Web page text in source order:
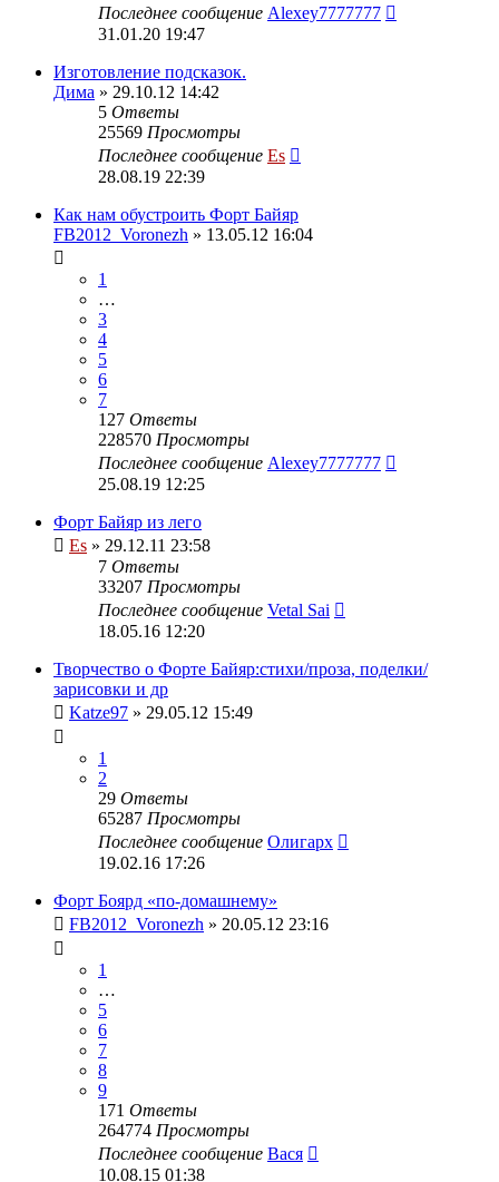
Последнее сообщение Alexey7777777
31.01.20 19:47
Изготовление подсказок.
Дима » 29.10.12 14:42
5 Ответы
25569 Просмотры
Последнее сообщение Es
28.08.19 22:39
Как нам обустроить Форт Байяр
FB2012_Voronezh » 13.05.12 16:04
1
…
3
4
5
6
7
127 Ответы
228570 Просмотры
Последнее сообщение Alexey7777777
25.08.19 12:25
Форт Байяр из лего
Es » 29.12.11 23:58
7 Ответы
33207 Просмотры
Последнее сообщение Vetal Sai
18.05.16 12:20
Творчество о Форте Байяр:стихи/проза, поделки/
зарисовки и др
Katze97 » 29.05.12 15:49
1
2
29 Ответы
65287 Просмотры
Последнее сообщение Олигарх
19.02.16 17:26
Форт Боярд «по-домашнему»
FB2012_Voronezh » 20.05.12 23:16
1
…
5
6
7
8
9
171 Ответы
264774 Просмотры
Последнее сообщение Вася
10.08.15 01:38